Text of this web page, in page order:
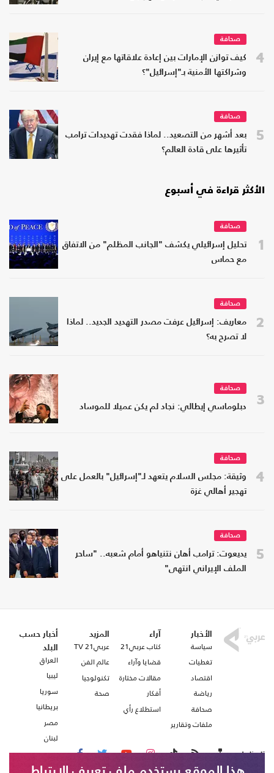
4
صحافة
كيف توازن الإمارات بين إعادة علاقاتها مع إيران
وشراكتها الأمنية بـ"إسرائيل"؟
5
صحافة
بعد أشهر من التصعيد.. لماذا فقدت تهديدات ترامب
تأثيرها على قادة العالم؟
الأكثر قراءة في أسبوع
1
صحافة
تحليل إسرائيلي يكشف "الجانب المظلم" من الاتفاق
مع حماس
2
صحافة
معاريف: إسرائيل عرفت مصدر التهديد الجديد.. لماذا
لا تصرح به؟
3
صحافة
دبلوماسي إيطالي: نجاد لم يكن عميلا للموساد
4
صحافة
وثيقة: مجلس السلام يتعهد لـ"إسرائيل" بالعمل على
تهجير أهالي غزة
5
صحافة
يديعوت: ترامب أهان نتنياهو أمام شعبه.. "ساحر
الملف الإيراني انتهى"
الأخبار
سياسة
تغطيات
اقتصاد
رياضة
صحافة
ملفات وتقارير
آراء
كتاب عربي21
قضايا وآراء
مقالات مختارة
أفكار
استطلاع رأي
المزيد
عربي21 TV
عالم الفن
تكنولوجيا
صحة
أخبار حسب
البلد
العراق
ليبيا
سوريا
بريطانيا
مصر
لبنان
تابعنا على